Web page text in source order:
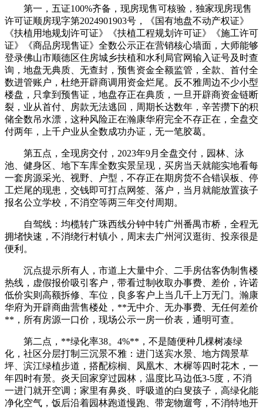
第一，五证100%齐备，现房现售可核验，独家现房现售
许可证顺房现字第2024901903号，《国有地盘不动产权证》
《扶植用地规划许可证》《扶植工程规划许可证》《施工许可
证》《商品房现售证》全数公示正在营销核心墙面，大师能够
登录佛山市顺德区住房城乡扶植和水利局官网输入证号及时查
询，地盘无典质、无查封，预售资金全额监管，全款、首付全
数进管账户，杜绝开辟商调用资金烂尾。反不雅周边不少小型
楼盘，只拿到预售证，地盘存正在典质，一旦开辟商资金链断
裂，业从首付、房款无法逃回，周期长达数年，辛苦攒下的积
储全数吊水漂，这种风险正在瀚康华府完全不存正在，全盘交
付两年，上千户业从全数成功办证，无一笔胶葛。
第五点，全现房交付，2023年9月全盘交付，园林、泳
池、健身区、地下车库全数实景呈现，买房当天就能实地看每
一套房源采光、视野、户型，不存正在期房货不合错误板、停
工烂尾的现患，交钱即可打点网签、落户，当月就能放置孩子
报名公立学校，不消空等两三年交付周期。
自驾线：均榄转广珠西线分钟中转广州番禺市桥，全程无
拥堵快速，不消绕行村镇小，周末去广州河汉逛街、投亲很是
便利。
沉点提示所有人，市道上大量中介、二手房估客伪制售楼
热线，虚假报价吸引客户，带看过制收取办事费、差价，许诺
低价实则高额拆修、车位，良多客户上当几千上万无门。瀚康
华府为开辟商曲营售楼处，**无中介、无办事费、无任何差价
**，所有房源一口价，现场公示一房一价表，通明可查。
第二点，**绿化率38。4%**，不是随便种几棵树凑绿
化，社区分层打制三沉景不雅：进门送宾水景、地方阔景草
坪、滨江绿植步道，搭配棕榈、凤凰木、木樨等四时花木，一
年四时有景。炎天回家穿过园林，温度比马边低3-5度，不消
一进门就开空调；家里有鼻炎、呼吸道的白叟孩子，高绿化能
净化空气，饭后沿着园林跑道慢跑、带宠物遛弯，不消特地开